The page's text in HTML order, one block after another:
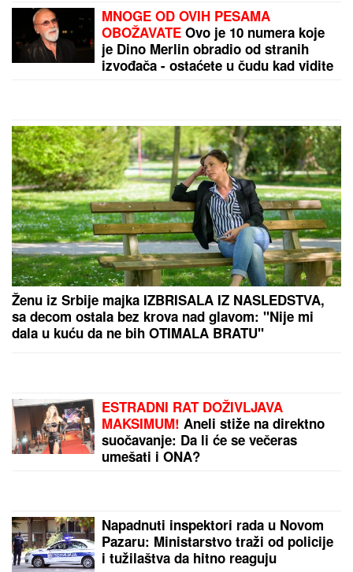
Malo ko zna čemu služi rupa na varjači: Kada
saznate, koristićete je drugačije!
"IMALI SMO RASPRAVU"Terza progovorio o
susretu sa Milicom u Crnoj Gori: "Zamera mi što
nisam ostao uz njih, ne treba da budemo Kulići"
Kraljica Leticija na Majorki održala
novu lekciju iz stila, ali su joj ĆERKE
ovog puta bile OPASNA
MNOGE OD OVIH PESAMA
OBOŽAVATEOvo je 10 numera koje